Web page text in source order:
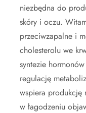
niezbędna do
skóry i oczu.
przeciwzapalne i
cholesterolu we
syntezie
regulację
wspiera produkcję
w łagodzeniu